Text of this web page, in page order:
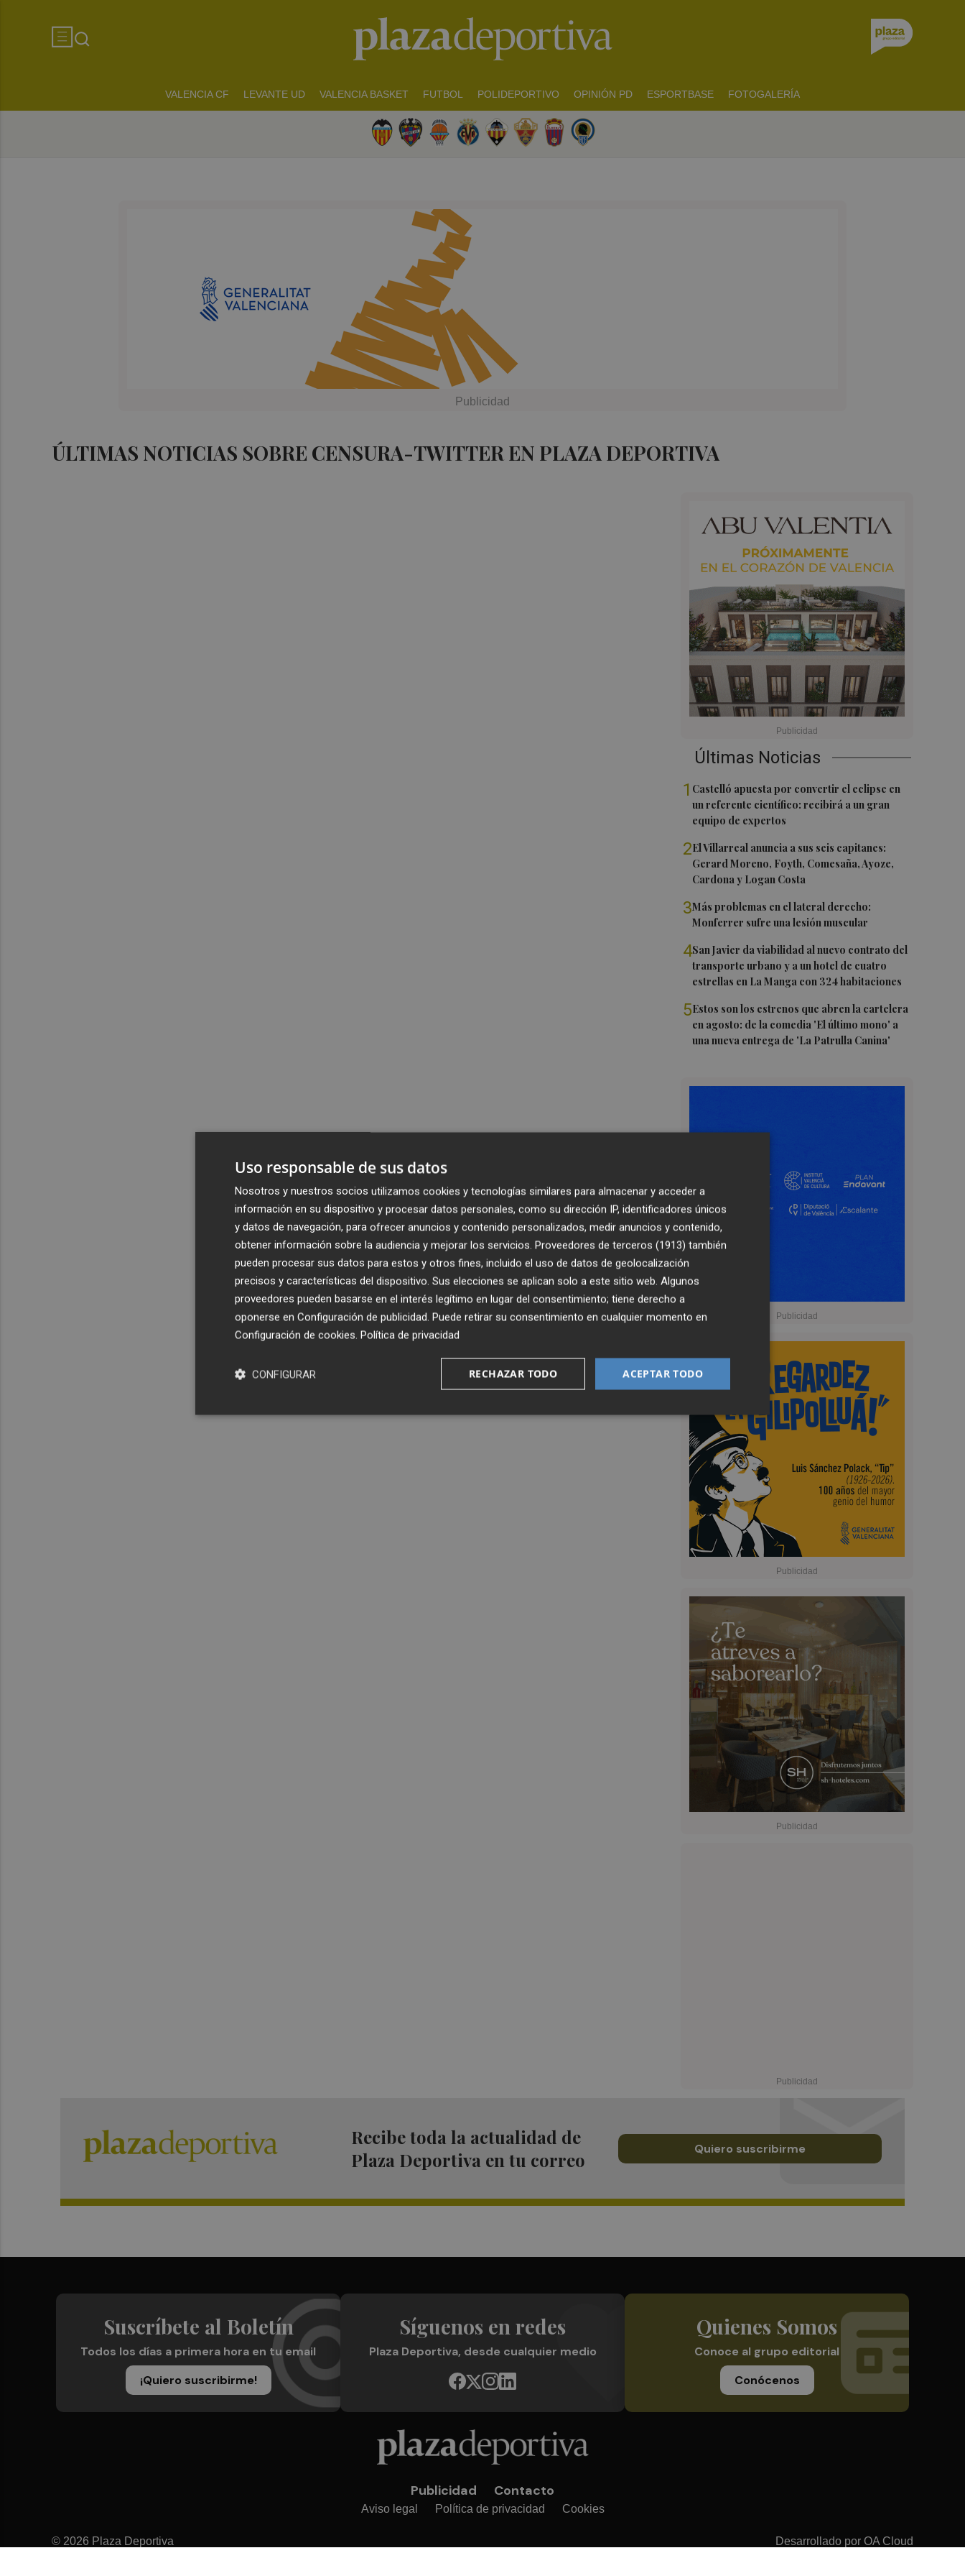
VALENCIA CF LEVANTE UD VALENCIA BASKET FUTBOL POLIDEPORTIVO OPINIÓN PD ESPORTBASE FOTOGALERÍA
ÚLTIMAS NOTICIAS SOBRE CENSURA-TWITTER EN PLAZA DEPORTIVA
Últimas Noticias
1 Castelló apuesta por convertir el eclipse en
un referente científico: recibirá a un gran
equipo de expertos
2El Villarreal anuncia a sus seis capitanes:
Gerard Moreno, Foyth, Comesaña, Ayoze,
Cardona y Logan Costa
3Más problemas en el lateral derecho:
Monferrer sufre una lesión muscular
4San Javier da viabilidad al nuevo contrato del
transporte urbano y a un hotel de cuatro
estrellas en La Manga con 324 habitaciones
5Estos son los estrenos que abren la cartelera
en agosto: de la comedia 'El último mono' a
una nueva entrega de 'La Patrulla Canina'
Recibe toda la actualidad de
Plaza Deportiva en tu correo
Quiero suscribirme
Suscríbete al Boletín
Todos los días a primera hora en tu email
¡Quiero suscribirme!
Síguenos en redes
Plaza Deportiva, desde cualquier medio
Quienes Somos
Conoce al grupo editorial
Conócenos
Publicidad Contacto
Aviso legal Política de privacidad Cookies
© 2026 Plaza Deportiva Desarrollado por OA Cloud
Uso responsable de sus datos
Nosotros y nuestros socios utilizamos cookies y tecnologías similares para almacenar y acceder a
información en su dispositivo y procesar datos personales, como su dirección IP, identificadores únicos
y datos de navegación, para ofrecer anuncios y contenido personalizados, medir anuncios y contenido,
obtener información sobre la audiencia y mejorar los servicios. Proveedores de terceros (1913) también
pueden procesar sus datos para estos y otros fines, incluido el uso de datos de geolocalización
precisos y características del dispositivo. Sus elecciones se aplican solo a este sitio web. Algunos
proveedores pueden basarse en el interés legítimo en lugar del consentimiento; tiene derecho a
oponerse en Configuración de publicidad. Puede retirar su consentimiento en cualquier momento en
Configuración de cookies. Política de privacidad
ACEPTAR TODO
RECHAZAR TODO
CONFIGURAR